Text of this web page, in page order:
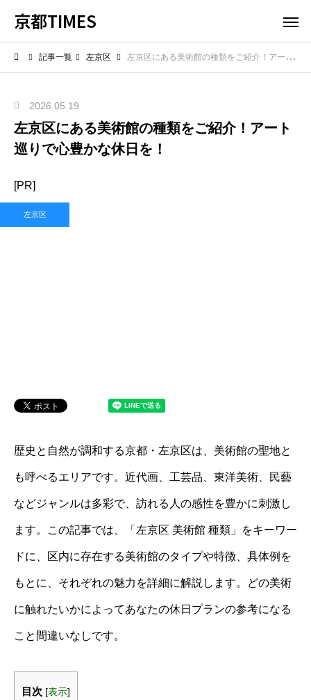
京都TIMES
記事一覧 左京区 左京区にある美術館の種類をご紹介！アート巡りで心豊かな休日を！
2026.05.19
左京区にある美術館の種類をご紹介！アート
巡りで心豊かな休日を！
[PR]
左京区
歴史と自然が調和する京都・左京区は、美術館の聖地と
も呼べるエリアです。近代画、工芸品、東洋美術、民藝
などジャンルは多彩で、訪れる人の感性を豊かに刺激し
ます。この記事では、「左京区 美術館 種類」をキーワー
ドに、区内に存在する美術館のタイプや特徴、具体例を
もとに、それぞれの魅力を詳細に解説します。どの美術
に触れたいかによってあなたの休日プランの参考になる
こと間違いなしです。
目次 [表示]